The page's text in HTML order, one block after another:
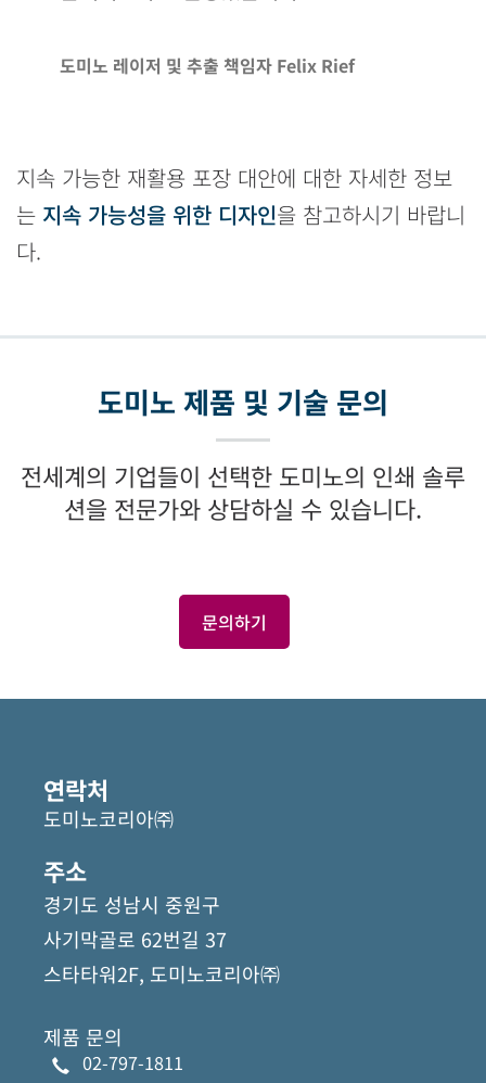
도미노 레이저 및 추출 책임자 Felix Rief
지속 가능한 재활용 포장 대안에 대한 자세한 정보
는 지속 가능성을 위한 디자인을 참고하시기 바랍니
다.
도미노 제품 및 기술 문의
전세계의 기업들이 선택한 도미노의 인쇄 솔루
션을 전문가와 상담하실 수 있습니다.
문의하기
관
연락처
도미노코리아㈜
주소
경기도 성남시 중원구
사기막골로 62번길 37
스타타워2F, 도미노코리아㈜
제품 문의
02-797-1811